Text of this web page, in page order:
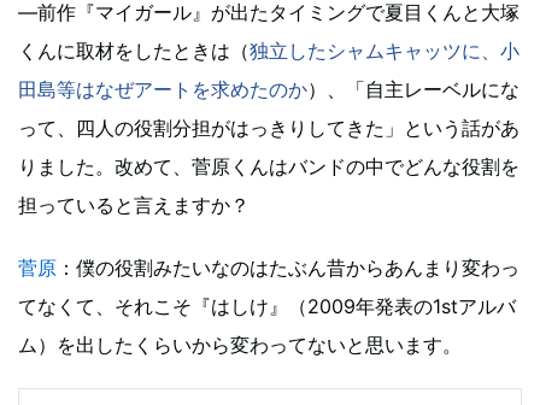
―前作『マイガール』が出たタイミングで夏目くんと大塚
くんに取材をしたときは（独立したシャムキャッツに、小
田島等はなぜアートを求めたのか）、「自主レーベルにな
って、四人の役割分担がはっきりしてきた」という話があ
りました。改めて、菅原くんはバンドの中でどんな役割を
担っていると言えますか？
菅原 ：僕の役割みたいなのはたぶん昔からあんまり変わっ
てなくて、それこそ『はしけ』（2009年発表の1stアルバ
ム）を出したくらいから変わってないと思います。